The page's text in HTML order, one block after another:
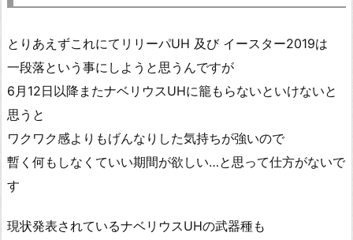
とりあえずこれにてリリーパUH 及び イースター2019は
一段落という事にしようと思うんですが
6月12日以降またナベリウスUHに籠もらないといけないと
思うと
ワクワク感よりもげんなりした気持ちが強いので
暫く何もしなくていい期間が欲しい…と思って仕方がないで
す
現状発表されているナベリウスUHの武器種も